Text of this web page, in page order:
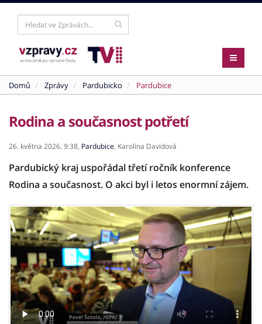
Domů Zprávy Pardubicko Pardubice
Rodina a současnost potřetí
26. května 2026, 9:38, Pardubice, Karolína Davidová
Pardubický kraj uspořádal třetí ročník konference
Rodina a současnost. O akci byl i letos enormní zájem.